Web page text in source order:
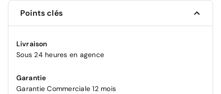
Points clés
Livraison
Sous 24 heures en agence
Garantie
Garantie Commerciale 12 mois